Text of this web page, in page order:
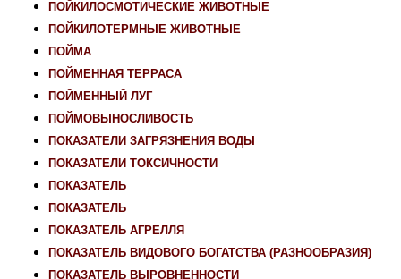
ПОЙКИЛОСМОТИЧЕСКИЕ ЖИВОТНЫЕ
ПОЙКИЛОТЕРМНЫЕ ЖИВОТНЫЕ
ПОЙМА
ПОЙМЕННАЯ ТЕРРАСА
ПОЙМЕННЫЙ ЛУГ
ПОЙМОВЫНОСЛИВОСТЬ
ПОКАЗАТЕЛИ ЗАГРЯЗНЕНИЯ ВОДЫ
ПОКАЗАТЕЛИ ТОКСИЧНОСТИ
ПОКАЗАТЕЛЬ
ПОКАЗАТЕЛЬ
ПОКАЗАТЕЛЬ АГРЕЛЛЯ
ПОКАЗАТЕЛЬ ВИДОВОГО БОГАТСТВА (РАЗНООБРАЗИЯ)
ПОКАЗАТЕЛЬ ВЫРОВНЕННОСТИ